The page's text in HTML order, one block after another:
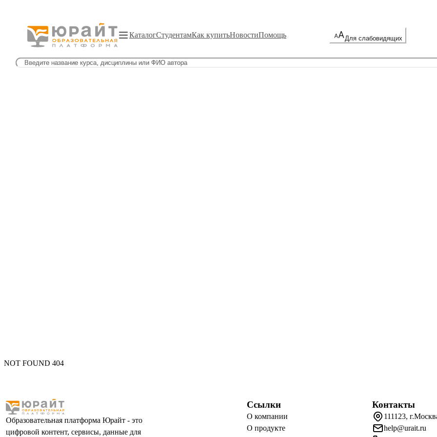
КаталогСтудентамКак купитьНовостиПомощь Для слабовидящих
NOT FOUND 404
Образовательная платформа Юрайт - это
цифровой контент, сервисы, данные для
Ссылки
О компании
О продукте
Контакты
111123,
help@urait.ru